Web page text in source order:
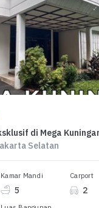
Selatan
Kamar Mandi
5
Carport
2